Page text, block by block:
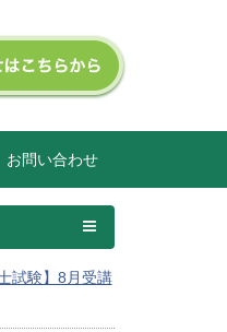
お問い合わせ
試験】8月受講